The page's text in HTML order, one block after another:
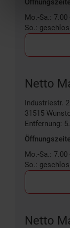
Mo.-Sa.: 7.00
So.:
Netto
Industriestr. 2
31515
Entfernung:
Mo.-Sa.: 7.00
So.:
Netto